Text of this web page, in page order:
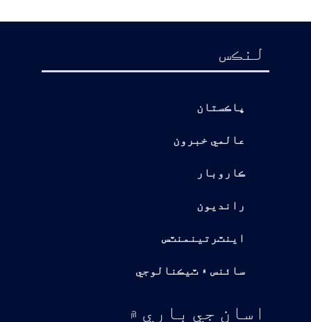
لنڪس
پاڪستان
عالمي خبرون
ڪاروبار
رانديون
اينٽرتينمنٽس
سائنس ۽ ٽيڪنالوجي
اسان جي باري ۾